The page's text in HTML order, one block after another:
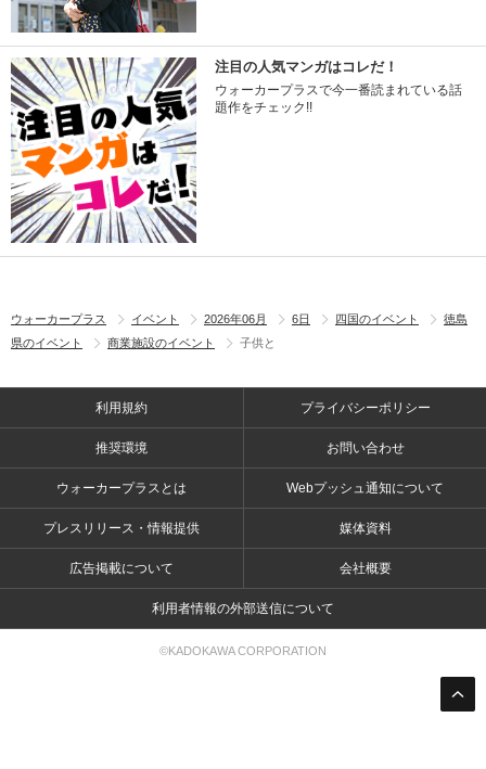
注目の人気マンガはコレだ！
ウォーカープラスで今一番読まれている話
題作をチェック!!
ウォーカープラス イベント 2026年06月 6日 四国のイベント
徳島
県のイベント
商業施設のイベント 子供と
利用規約 プライバシーポリシー
推奨環境 お問い合わせ
ウォーカープラスとは Webプッシュ通知について
プレスリリース・情報提供 媒体資料
広告掲載について 会社概要
利用者情報の外部送信について
©KADOKAWA CORPORATION